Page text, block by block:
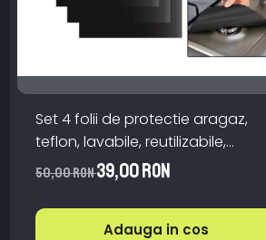
Set 4 folii de protectie aragaz,
teflon, lavabile, reutilizabile,
Negru/Gri
50,00 RON39,00 RON
Adauga in cos